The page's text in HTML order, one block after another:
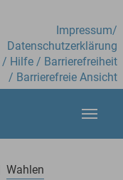
Impressum/
Datenschutzerklärung
/ Hilfe / Barrierefreiheit
/ Barrierefreie Ansicht
Wahlen